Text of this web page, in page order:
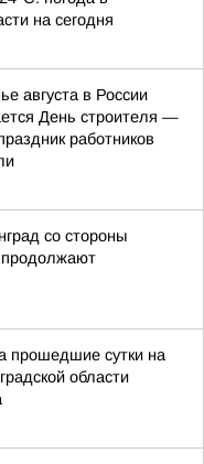
на сегодня
августа в России
День строителя —
работников
со стороны
продолжают
прошедшие сутки на
области